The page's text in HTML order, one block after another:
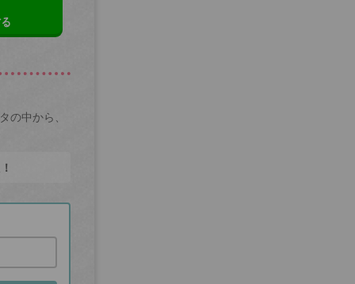
の中から、